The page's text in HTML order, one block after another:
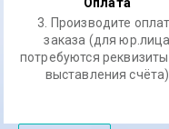
3. Производите
заказа (для юр.лица
потребуются
выставления счёта)